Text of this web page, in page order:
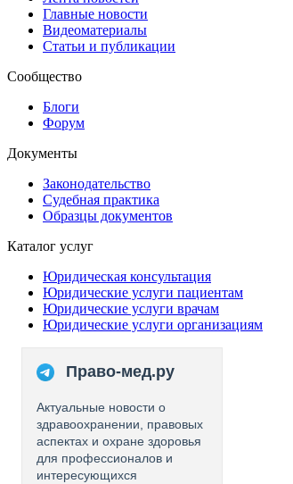
Главные новости
Видеоматериалы
Статьи и публикации
Сообщество
Блоги
Форум
Документы
Законодательство
Судебная практика
Образцы документов
Каталог услуг
Юридическая консультация
Юридические услуги пациентам
Юридические услуги врачам
Юридические услуги организациям
Право-мед.ру
Актуальные новости о
здравоохранении, правовых
аспектах и охране здоровья
для профессионалов и
интересующихся